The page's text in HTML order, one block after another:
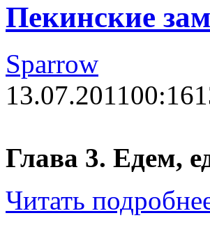
Пекинские
Sparrow
13.07.201100:16
Глава 3. Едем,
Читать